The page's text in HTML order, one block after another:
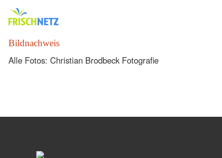
Bildnachweis
Alle Fotos: Christian Brodbeck Fotografie